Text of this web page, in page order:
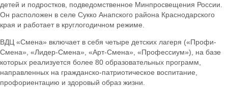
детей и подростков, подведомственное Минпросвещения России.
Он расположен в селе Сукко Анапского района Краснодарского
края и работает в круглогодичном режиме.
ВДЦ «Смена» включает в себя четыре детских лагеря («Профи-
Смена», «Лидер-Смена», «Арт-Смена», «Профессиум»), на базе
которых реализуется более 80 образовательных программ,
направленных на гражданско-патриотическое воспитание,
профориентацию и здоровый образ жизни.